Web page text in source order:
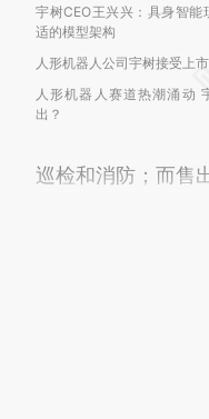
宇树CEO王兴兴：具身智能
适的模型架构
人形机器人公司宇树接受上
人形机器人赛道热潮涌动
出？
巡检和消防；而售